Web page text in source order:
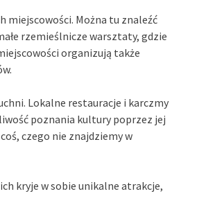
miejscowości. Można tu znaleźć
rzemieślnicze warsztaty, gdzie
organizują także
Lokalne restauracje i karczmy
poznania kultury poprzez jej
czego nie znajdziemy w
kryje w sobie unikalne atrakcje,